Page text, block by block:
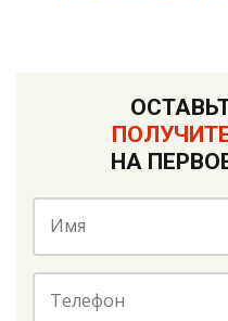
НА
Имя
Телефон